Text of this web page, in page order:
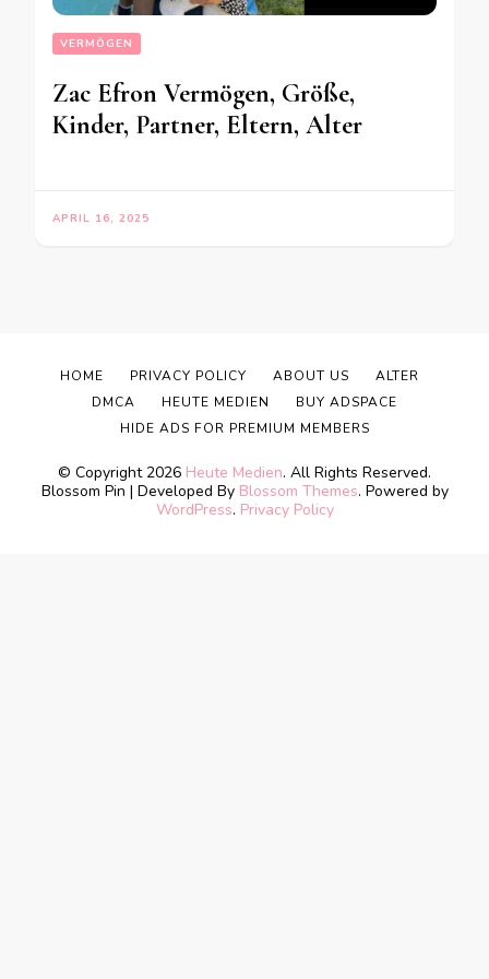
VERMÖGEN
Zac Efron Vermögen, Größe,
Kinder, Partner, Eltern, Alter
APRIL 16, 2025
© Copyright 2026 Heute Medien. All Rights Reserved.
Blossom Pin | Developed By Blossom Themes. Powered by
WordPress. Privacy Policy
HOME PRIVACY POLICY ABOUT US
ALTER
DMCA
HEUTE MEDIEN
BUY ADSPACE
HIDE ADS FOR PREMIUM MEMBERS